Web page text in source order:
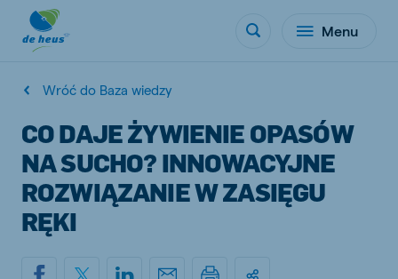
Menu
Wróć do Baza wiedzy
CO DAJE ŻYWIENIE OPASÓW
NA SUCHO? INNOWACYJNE
ROZWIĄZANIE W ZASIĘGU
RĘKI